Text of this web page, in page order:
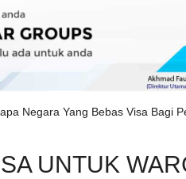
Negara Yang Bebas Visa Bagi
UNTUK